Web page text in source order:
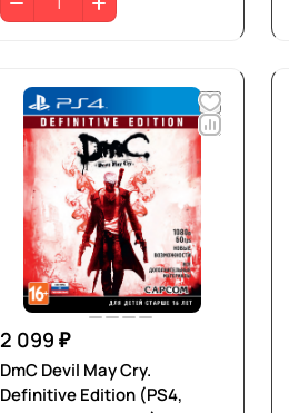
2 099 ₽
DmC Devil May Cry.
Definitive Edition (PS4,